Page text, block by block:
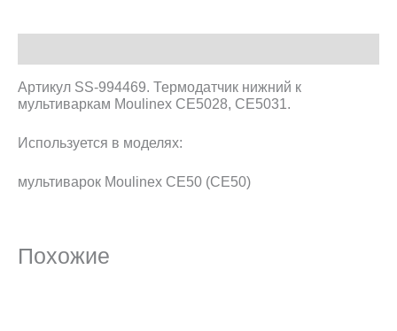
Артикул SS-994469. Термодатчик нижний к
мультиваркам Moulinex CE5028, CE5031.
Используется в моделях:
мультиварок Moulinex CE50 (CE50)
Похожие